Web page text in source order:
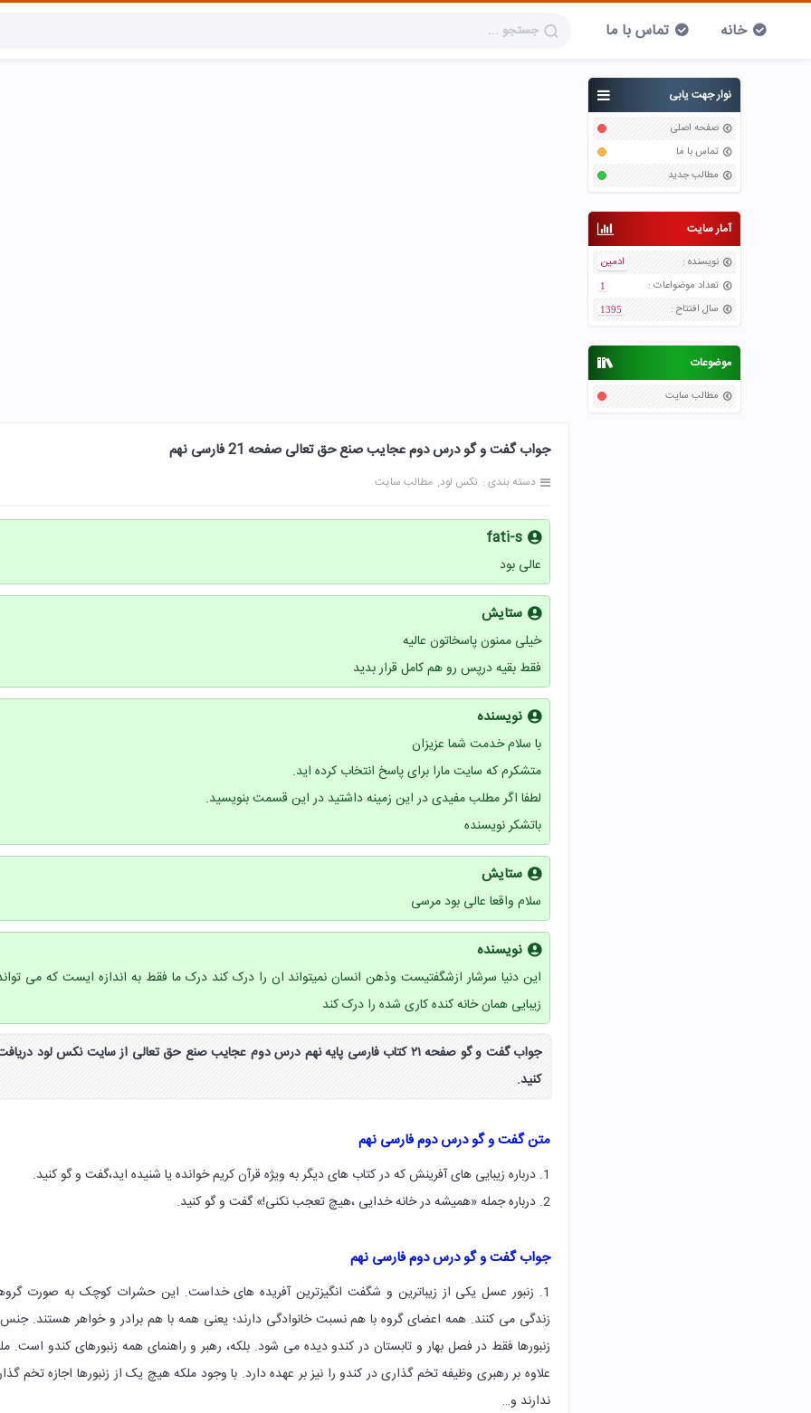
خانه تماس با ما
نوار جهت یابی
صفحه اصلی
تماس با ما
مطالب جدید
آمار سایت
نویسنده :
ادمین
تعداد موضواعات :
1
سال افتتاح :
1395
موضوعات
مطالب سایت
جواب گفت و گو درس دوم عجایب صنع حق تعالی صفحه 21 فارسی نهم
دسته بندی : نکس لود مطالب سایت
fati-s
عالی بود
ستایش
خیلی ممنون پاسخاتون عالیه
فقط بقیه درپس رو هم کامل قرار بدید
نویسنده
با سلام خدمت شما عزیزان
متشکرم که سایت مارا برای پاسخ انتخاب کرده اید.
لطفا اگر مطلب مفیدی در این زمینه داشتید در این قسمت بنویسید.
باتشکر نویسنده
ستایش
سلام واقعا عالی بود مرسی
نویسنده
این دنیا سرشار ازشگفتیست وذهن انسان نمیتواند ان را درک کند درک ما فقط به اندازه ایست که می
زیبایی همان خانه کنده کاری شده را درک کند
جواب گفت و گو صفحه ۲۱ کتاب فارسی پایه نهم درس دوم عجایب صنع حق تعالی از سایت نکس لود
کنید.
متن گفت و گو درس دوم فارسی نهم
1. درباره زیبایی های آفرینش كه در كتاب های دیگر به ویژه قرآن كریم خوانده یا شنیده اید،گفت و گو کنید.
2. درباره جمله «همیشه در خانه خدایی ،هیچ تعجب نکنی!» گفت و گو کنید.
جواب گفت و گو درس دوم فارسی نهم
1. زنبور عسل یکی از زیباترین و شگفت انگیزترین آفریده های خداست. این حشرات کوچک به صورت
زندگی می کنند. همه اعضای گروه با هم نسبت خانوادگی دارند؛ یعنی همه با هم برادر و خواهر هستند.
زنبورها فقط در فصل بهار و تابستان در کندو دیده می شود. بلکه، رهبر و راهنمای همه زنبورهای کندو است.
علاوه بر رهبری وظیفه تخم گذاری در کندو را نیز بر عهده دارد. با وجود ملکه هیچ یک از زنبورها اجازه تخم
ندارند و…